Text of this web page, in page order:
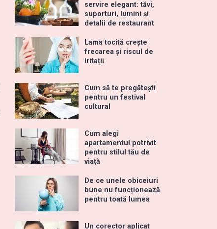
servire elegant: tăvi,
suporturi, lumini și
detalii de restaurant
Lama tocită crește
frecarea și riscul de
iritații
Cum să te pregătești
pentru un festival
cultural
Cum alegi
apartamentul potrivit
pentru stilul tău de
viață
De ce unele obiceiuri
bune nu funcționează
pentru toată lumea
Un corector aplicat